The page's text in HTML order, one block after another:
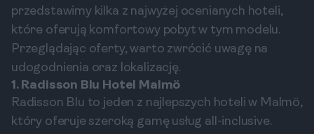
przedstawimy kilka z najwyżej ocenianych hoteli,
które oferują komfortowy pobyt w tym modelu.
Przeglądając oferty, warto zwrócić uwagę na
udogodnienia oraz lokalizację.
1. Radisson Blu Hotel Malmö
Radisson Blu to jeden z najlepszych hoteli w Malmö,
który oferuje szeroką gamę usług all-inclusive.